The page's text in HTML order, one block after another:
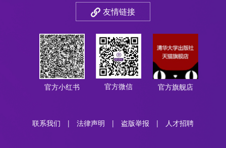
友情链接
官方小红书 官方微信 官方旗舰店
联系我们 | 法律声明 | 盗版举报 | 人才招聘